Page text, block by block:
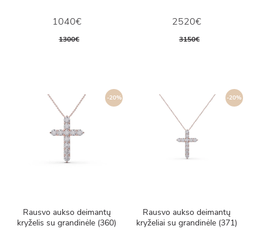
1040€
1300€
2520€
3150€
-20%
Rausvo aukso deimantų
kryželis su grandinėle (360)
-20%
Rausvo aukso deimantų
kryželiai su grandinėle (371)